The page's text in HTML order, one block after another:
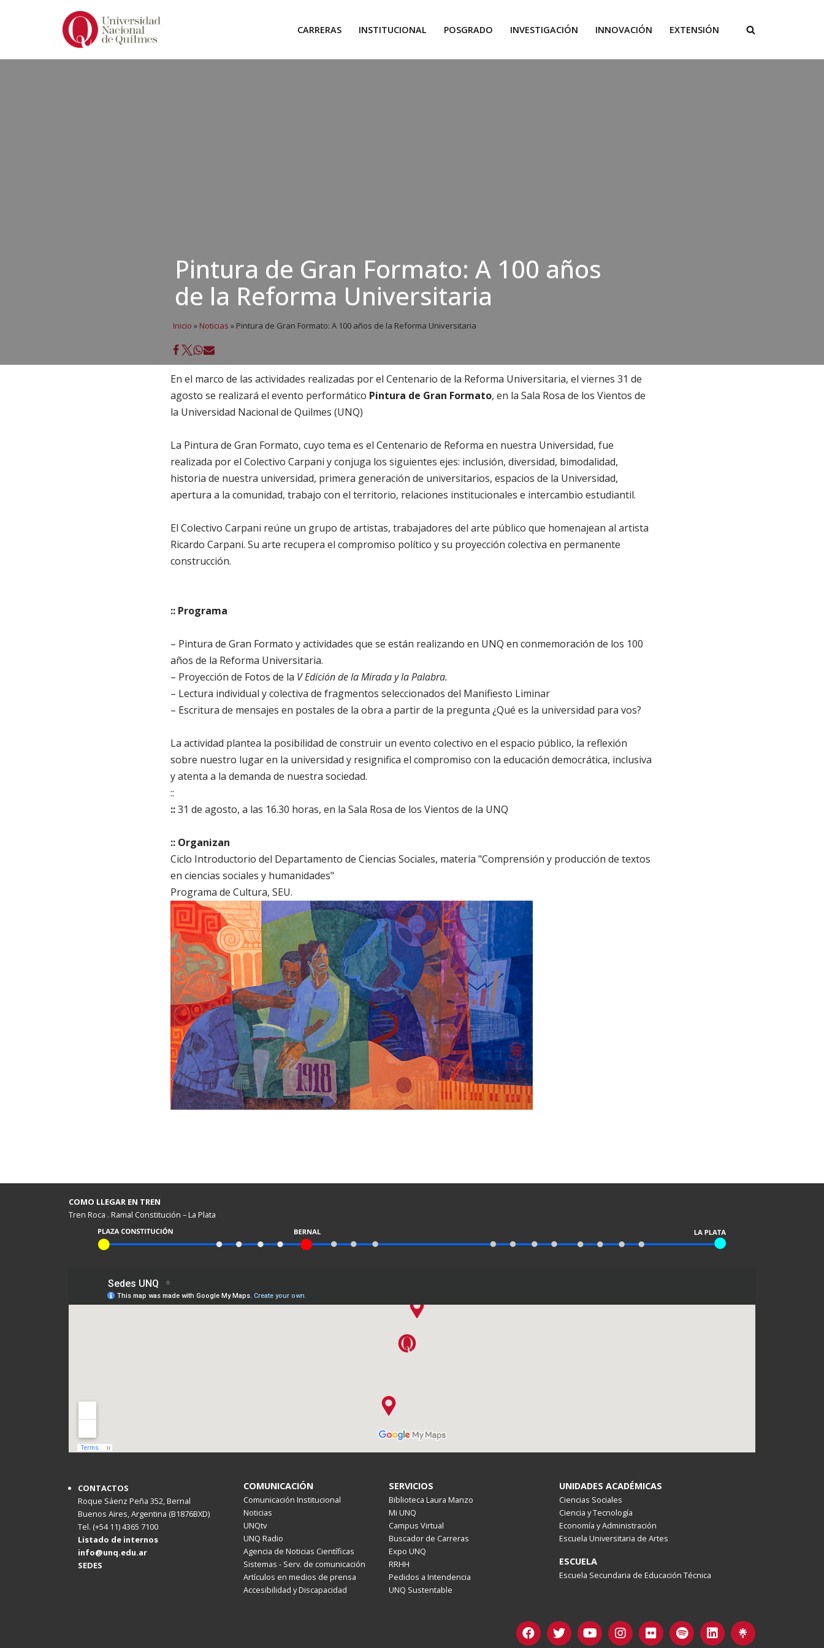
CARRERAS INSTITUCIONAL POSGRADO INVESTIGACIÓN INNOVACIÓN EXTENSIÓN
Pintura de Gran Formato: A 100 años
de la Reforma Universitaria
Inicio » Noticias » Pintura de Gran Formato: A 100 años de la Reforma Universitaria
En el marco de las actividades realizadas por el Centenario de la Reforma Universitaria, el viernes 31 de
agosto se realizará el evento performático Pintura de Gran Formato, en la Sala Rosa de los Vientos de
la Universidad Nacional de Quilmes (UNQ)
La Pintura de Gran Formato, cuyo tema es el Centenario de Reforma en nuestra Universidad, fue
realizada por el Colectivo Carpani y conjuga los siguientes ejes: inclusión, diversidad, bimodalidad,
historia de nuestra universidad, primera generación de universitarios, espacios de la Universidad,
apertura a la comunidad, trabajo con el territorio, relaciones institucionales e intercambio estudiantil.
El Colectivo Carpani reúne un grupo de artistas, trabajadores del arte público que homenajean al artista
Ricardo Carpani. Su arte recupera el compromiso político y su proyección colectiva en permanente
construcción.
:: Programa
– Pintura de Gran Formato y actividades que se están realizando en UNQ en conmemoración de los 100
años de la Reforma Universitaria.
– Proyección de Fotos de la V Ediciónde la Mirada y la Palabra.
– Lectura individual y colectiva de fragmentos seleccionados del Manifiesto Liminar
– Escritura de mensajes en postales de la obra a partir de la pregunta ¿Qué es la universidad para vos?
La actividad plantea la posibilidad de construir un evento colectivo en el espacio público, la reflexión
sobre nuestro lugar en la universidad y resignifica el compromiso con la educación democrática, inclusiva
y atenta a la demanda de nuestra sociedad.
::
::31 de agosto, a las 16.30 horas, en la Sala Rosa de los Vientos de la UNQ
:: Organizan
Ciclo Introductorio del Departamento de Ciencias Sociales, materia "Comprensión y producción de textos
en ciencias sociales y humanidades"
Programa de Cultura, SEU.
COMO LLEGAR EN TREN
Tren Roca . Ramal Constitución – La Plata
CONTACTOS
Roque Sáenz Peña 352, Bernal
Buenos Aires, Argentina (B1876BXD)
Tel. (+54 11) 4365 7100
Listado de internos
info@unq.edu.ar
SEDES
COMUNICACIÓN
Comunicación Institucional
Noticias
UNQtv
UNQ Radio
Agencia de Noticias Científicas
Sistemas - Serv. de comunicación
Artículos en medios de prensa
Accesibilidad y Discapacidad
SERVICIOS
Biblioteca Laura Manzo
Mi UNQ
Campus Virtual
Buscador de Carreras
Expo UNQ
RRHH
Pedidos a Intendencia
UNQ Sustentable
UNIDADES ACADÉMICAS
Ciencias Sociales
Ciencia y Tecnología
Economía y Administración
Escuela Universitaria de Artes
ESCUELA
Escuela Secundaria de Educación Técnica